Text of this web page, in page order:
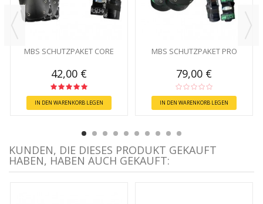
MBS SCHUTZPAKET CORE
42,00 €
IN DEN WARENKORB LEGEN
MBS SCHUTZPAKET PRO
79,00 €
IN DEN WARENKORB LEGEN
KUNDEN, DIE DIESES PRODUKT GEKAUFT
HABEN, HABEN AUCH GEKAUFT: